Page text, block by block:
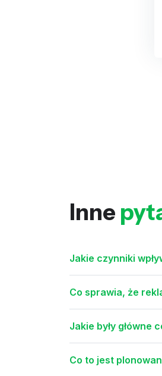
Inne
Jakie czynniki
Co sprawia, że
Jakie były główne
Co to jest